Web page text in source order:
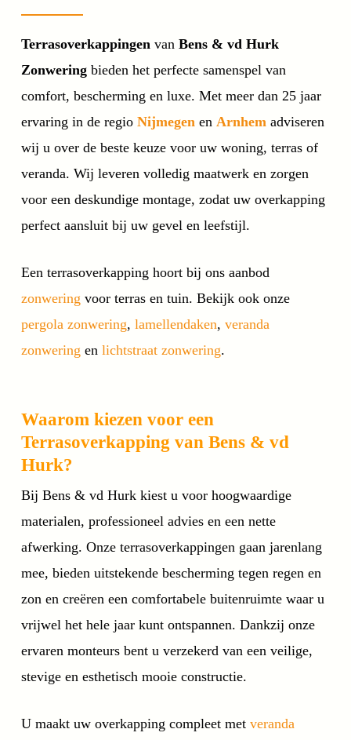
Terrasoverkappingen van Bens & vd Hurk
Zonweringbieden het perfecte samenspel van
comfort, bescherming en luxe. Met meer dan 25 jaar
ervaring in de regio Nijmegen en Arnhem adviseren
wij u over de beste keuze voor uw woning, terras of
veranda. Wij leveren volledig maatwerk en zorgen
voor een deskundige montage, zodat uw overkapping
perfect aansluit bij uw gevel en leefstijl.
Een terrasoverkapping hoort bij ons aanbod
zonwering voor terras en tuin. Bekijk ook onze
pergola zonwering, lamellendaken, veranda
zonwering en lichtstraat zonwering.
Waarom kiezen voor een
Terrasoverkapping van Bens & vd
Hurk?
Bij Bens & vd Hurk kiest u voor hoogwaardige
materialen, professioneel advies en een nette
afwerking. Onze terrasoverkappingen gaan jarenlang
mee, bieden uitstekende bescherming tegen regen en
zon en creëren een comfortabele buitenruimte waar u
vrijwel het hele jaar kunt ontspannen. Dankzij onze
ervaren monteurs bent u verzekerd van een veilige,
stevige en esthetisch mooie constructie.
U maakt uw overkapping compleet met veranda